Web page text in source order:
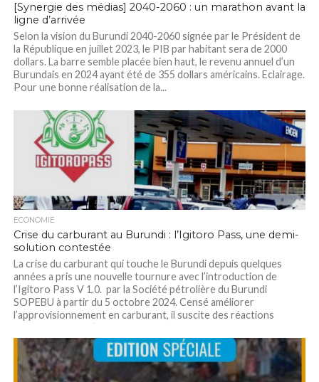
[Synergie des médias] 2040-2060 : un marathon avant la
ligne d’arrivée
Selon la vision du Burundi 2040-2060 signée par le Président de
la République en juillet 2023, le PIB par habitant sera de 2000
dollars. La barre semble placée bien haut, le revenu annuel d’un
Burundais en 2024 ayant été de 355 dollars américains. Eclairage.
Pour une bonne réalisation de la...
ECONOMIE
Crise du carburant au Burundi : l’Igitoro Pass, une demi-
solution contestée
La crise du carburant qui touche le Burundi depuis quelques
années a pris une nouvelle tournure avec l’introduction de
l’Igitoro Pass V 1.0. par la Société pétrolière du Burundi
SOPEBU à partir du 5 octobre 2024. Censé améliorer
l’approvisionnement en carburant, il suscite des réactions
mitigées auprès d’automobilistes, qui continuent...